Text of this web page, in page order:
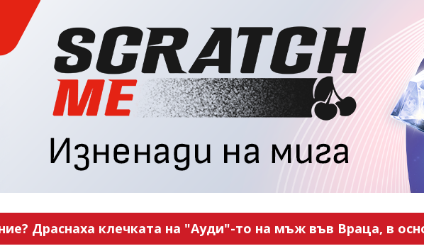
Драснаха клечката на "Ауди"-то на мъж във Враца, в